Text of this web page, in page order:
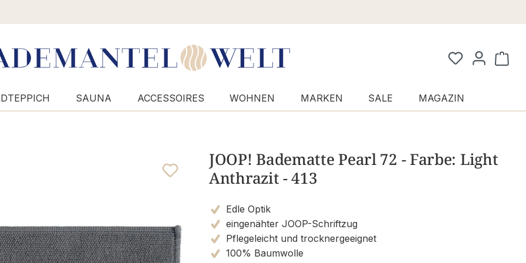
SAUNA ACCESSOIRES WOHNEN MARKEN SALE MAGAZIN
JOOP! Badematte Pearl 72 - Farbe: Light
Anthrazit - 413
Edle Optik
eingenähter JOOP-Schriftzug
Pflegeleicht und trocknergeeignet
100% Baumwolle